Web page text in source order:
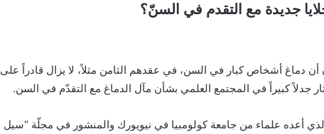
جديدة مع التقدم في السنّ؟
أن دماغ أشخاص كبار في السن، في عقدهم الثامن مثلاً، لا يزال قادراً على
أثار جدلاً كبيراً في المجتمع العلمي بشأن مآل الدماغ مع التقدّم في السن.
أعده علماء من جامعة كولومبيا في نيويورك والمنشور في مجلّة “سيل